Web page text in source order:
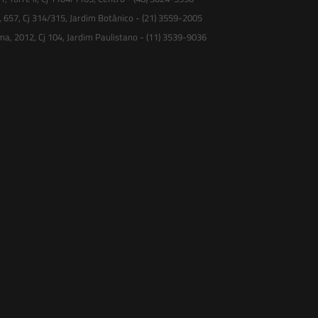
Cj 314/315, Jardim Botânico - (21) 3559-2005
2012, Cj 104, Jardim Paulistano - (11) 3539-9036